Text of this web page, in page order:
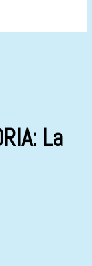
La